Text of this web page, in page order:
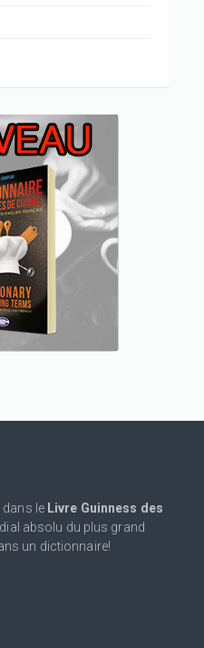
dans le Livre Guinness des
absolu du plus grand
un dictionnaire!